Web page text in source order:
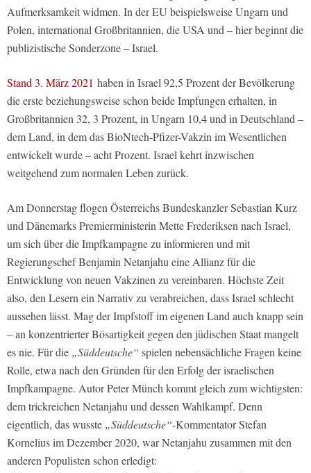
Aufmerksamkeit widmen. In der EU beispielsweise Ungarn und
Polen, international Großbritannien, die USA und – hier beginnt die
publizistische Sonderzone – Israel.
Stand 3. März 2021 haben in Israel 92,5 Prozent der Bevölkerung
die erste beziehungsweise schon beide Impfungen erhalten, in
Großbritannien 32, 3 Prozent, in Ungarn 10,4 und in Deutschland –
dem Land, in dem das BioNtech-Pfizer-Vakzin im Wesentlichen
entwickelt wurde – acht Prozent. Israel kehrt inzwischen
weitgehend zum normalen Leben zurück.
Am Donnerstag flogen Österreichs Bundeskanzler Sebastian Kurz
und Dänemarks Premierministerin Mette Frederiksen nach Israel,
um sich über die Impfkampagne zu informieren und mit
Regierungschef Benjamin Netanjahu eine Allianz für die
Entwicklung von neuen Vakzinen zu vereinbaren. Höchste Zeit
also, den Lesern ein Narrativ zu verabreichen, dass Israel schlecht
aussehen lässt. Mag der Impfstoff im eigenen Land auch knapp sein
– an konzentrierter Bösartigkeit gegen den jüdischen Staat mangelt
es nie. Für die „Süddeutsche“ spielen nebensächliche Fragen keine
Rolle, etwa nach den Gründen für den Erfolg der israelischen
Impfkampagne. Autor Peter Münch kommt gleich zum wichtigsten:
dem trickreichen Netanjahu und dessen Wahlkampf. Denn
eigentlich, das wusste „Süddeutsche“-Kommentator Stefan
Kornelius im Dezember 2020, war Netanjahu zusammen mit den
anderen Populisten schon erledigt: